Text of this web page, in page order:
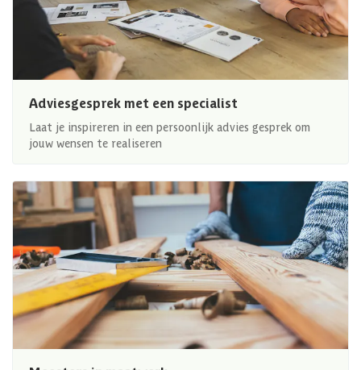
Adviesgesprek met een specialist
Laat je inspireren in een persoonlijk advies gesprek om
jouw wensen te realiseren